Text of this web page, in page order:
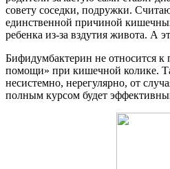
совету соседки, подружки.
единственной причиной
ребенка из-за вздутия живота. А
Бифидумбактерин не относится к
помощи» при кишечной колике.
несистемно, нерегулярно, от
полным курсом будет